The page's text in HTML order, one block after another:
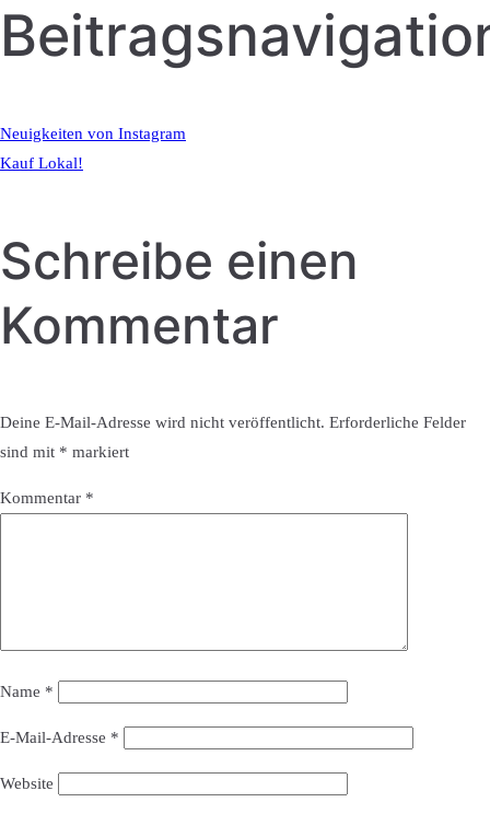
Neuigkeiten von Instagram
Kauf Lokal!
Schreibe einen
Kommentar
Deine E-Mail-Adresse wird nicht veröffentlicht. Erforderliche Felder
sind mit * markiert
Kommentar *
Name *
E-Mail-Adresse *
Website